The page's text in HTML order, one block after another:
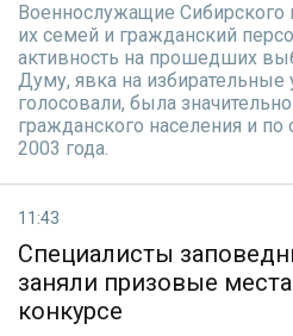
Военнослужащие Сибирского
их семей и гражданский
активность на прошедших
Думу, явка на избирательные
голосовали, была
гражданского населения и
2003 года.
11:43
Специалисты
заняли призовые
конкурсе